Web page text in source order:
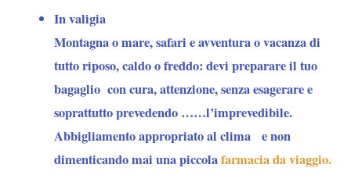
In valigia
Montagna o mare, safari e avventura o vacanza di
tutto riposo, caldo o freddo: devi preparare il tuo
bagaglio con cura, attenzione, senza esagerare e
soprattutto prevedendo ……l’imprevedibile.
Abbigliamento appropriato al clima e non
dimenticando mai una piccolafarmacia da viaggio.